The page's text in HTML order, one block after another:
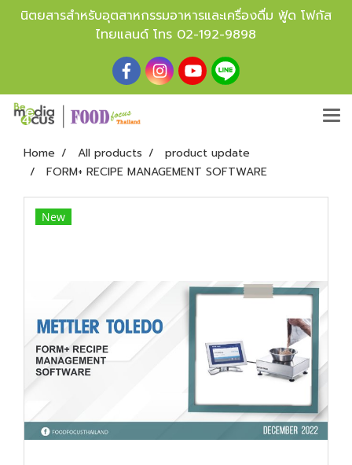
นิตยสารสำหรับอุตสาหกรรมอาหารและเครื่องดื่ม ฟู้ด โฟกัส
ไทยแลนด์ โทร 02-192-9898
Home All products
product update
FORM+ RECIPE MANAGEMENT SOFTWARE
New